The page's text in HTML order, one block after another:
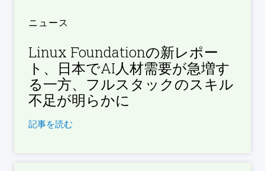
ニュース
Linux Foundationの新レポー
ト、日本でAI人材需要が急増す
る一方、フルスタックのスキル
不足が明らかに
記事を読む